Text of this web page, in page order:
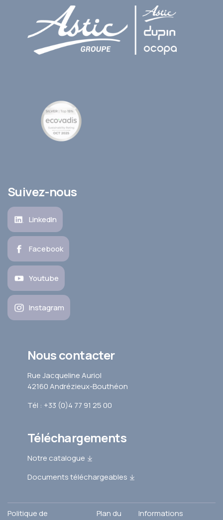
Suivez-nous
LinkedIn
Facebook
Youtube
Instagram
Nous contacter
Rue Jacqueline Auriol
42160 Andrézieux-Bouthéon
Tél : +33 (0)4 77 91 25 00
Téléchargements
Notre catalogue
Documents téléchargeables
Politique de
Plan du
Informations